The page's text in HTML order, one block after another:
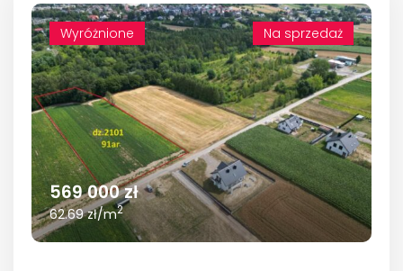
Wyróżnione
Wyróżnione Na sprzedaż
569 000 zł
62.69 zł/m2